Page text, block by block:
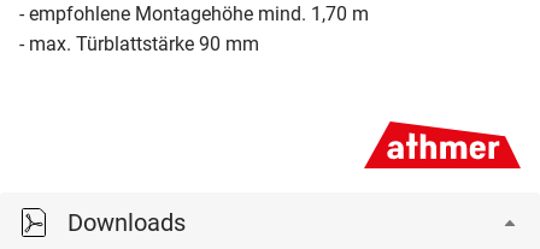
- empfohlene Montagehöhe mind. 1,70 m
- max. Türblattstärke 90 mm
Downloads